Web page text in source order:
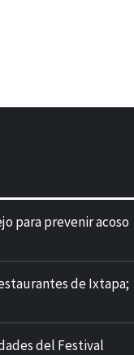
para prevenir acoso
de Ixtapa;
del Festival